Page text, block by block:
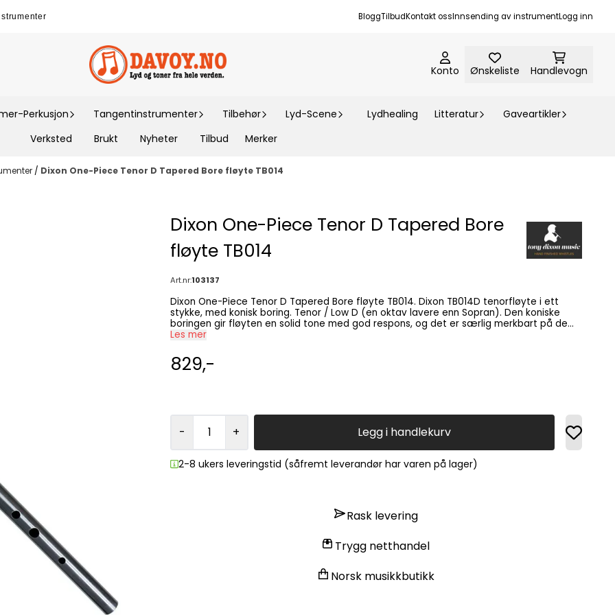
BloggTilbudKontakt ossInnsending av instrumentLogg inn
Konto Ønskeliste Handlevogn
Perkusjon Tangentinstrumenter Tilbehør Lyd-Scene Lydhealing Litteratur
Gaveartikler
Verksted
Brukt Nyheter Tilbud Merker
/ Dixon One-Piece Tenor D Tapered Bore fløyte TB014
Dixon One-Piece Tenor D Tapered Bore
fløyte TB014
Art.nr:103137
Dixon One-Piece Tenor D Tapered Bore fløyte TB014. Dixon TB014D tenorfløyte i ett
stykke, med konisk boring. Tenor / Low D (en oktav lavere enn Sopran). Den koniske
boringen gir fløyten en solid tone med god respons, og det er særlig merkbart på de
dypeste tonene.
Les mer
829,-
- + Legg i handlekurv
2-8 ukers leveringstid (såfremt leverandør har varen på lager)
Rask levering
Trygg netthandel
Norsk musikkbutikk